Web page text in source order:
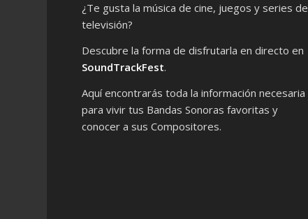
¿Te gusta la música de cine, juegos y series de
televisión?
Descubre la forma de disfrutarla en directo en
SoundTrackFest.
Aquí encontrarás toda la información necesaria
para vivir tus Bandas Sonoras favoritas y
conocer a sus Compositores.